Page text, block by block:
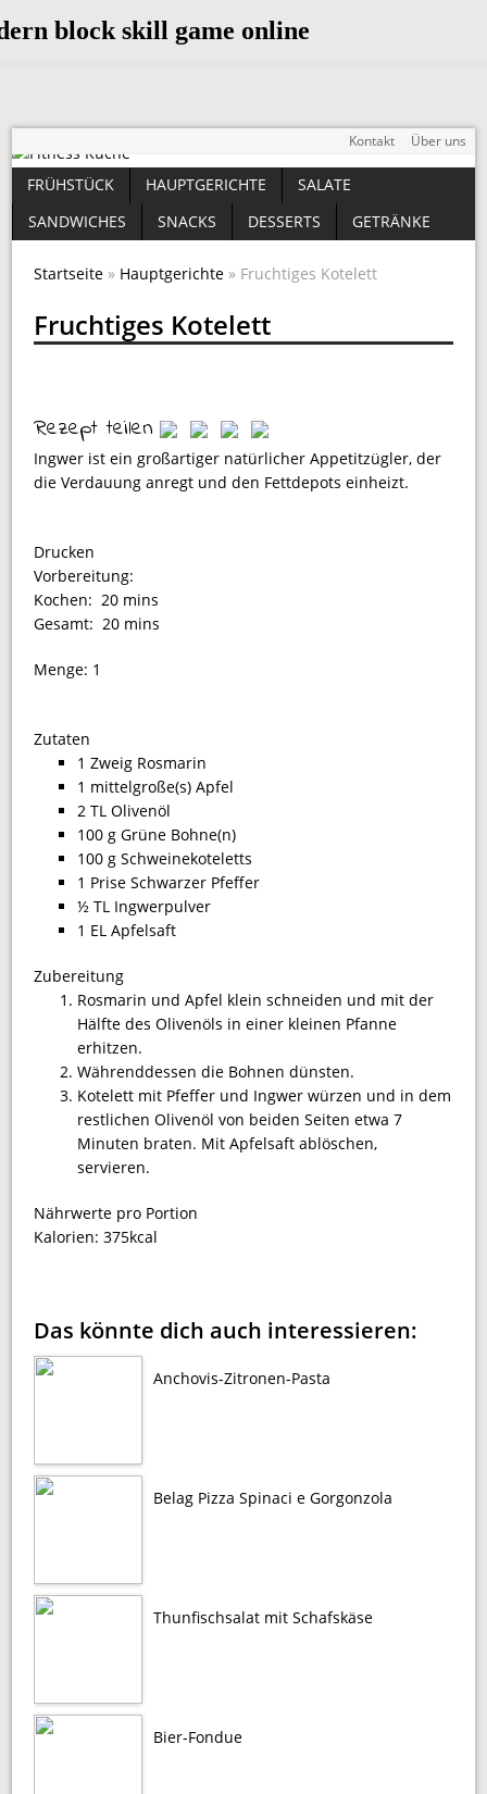
Kontakt Über uns
FRÜHSTÜCK HAUPTGERICHTE
SALATE
SANDWICHES
SNACKS DESSERTS GETRÄNKE
Startseite » Hauptgerichte » Fruchtiges Kotelett
Fruchtiges Kotelett
Rezept teilen
Ingwer ist ein großartiger natürlicher Appetitzügler, der
die Ver­dauung anregt und den Fettdepots einheizt.
Drucken
Vorbereitung:
Kochen: 20 mins
Gesamt: 20 mins
Menge: 1
Zutaten
1 Zweig Rosmarin
1 mittelgroße(s) Apfel
2 TL Olivenöl
100 g Grüne Bohne(n)
100 g Schweinekoteletts
1 Prise Schwarzer Pfeffer
½ TL Ingwerpulver
1 EL Apfelsaft
Zubereitung
Rosmarin und Apfel klein schneiden und mit der
Hälfte des Olivenöls in einer kleinen Pfanne
erhitzen.
Währenddessen die Bohnen dünsten.
Kotelett mit Pfeffer und Ingwer würzen und in dem
restlichen Olivenöl von beiden Seiten etwa 7
Minuten braten. Mit Apfelsaft ablöschen,
servieren.
Nährwerte pro Portion
Kalorien:375kcal
Das könnte dich auch interessieren:
Anchovis-Zitronen-Pasta
Belag Pizza Spinaci e Gorgonzola
Thunfischsalat mit Schafskäse
Bier-Fondue